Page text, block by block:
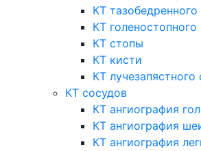
КТ тазобедренного
КТ голеностопного
КТ стопы
КТ кисти
КТ лучезапястного
КТ сосудов
КТ ангиография
КТ ангиография
КТ ангиография